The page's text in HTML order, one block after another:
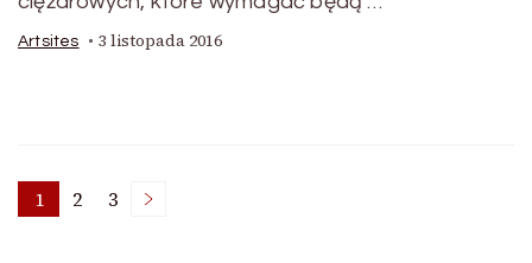
Artsites 3 listopada 2016
Stronicowanie
Strona
1 Strona
2 Strona
3